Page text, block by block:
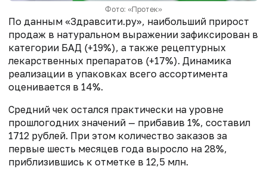
Фото: «Протек»
По данным «Здравсити.ру», наибольший прирост
продаж в натуральном выражении зафиксирован в
категории БАД (+19%), а также рецептурных
лекарственных препаратов (+17%). Динамика
реализации в упаковках всего ассортимента
оценивается в 14%.
Средний чек остался практически на уровне
прошлогодних значений — прибавив 1%, составил
1712 рублей. При этом количество заказов за
первые шесть месяцев года выросло на 28%,
приблизившись к отметке в 12,5 млн.